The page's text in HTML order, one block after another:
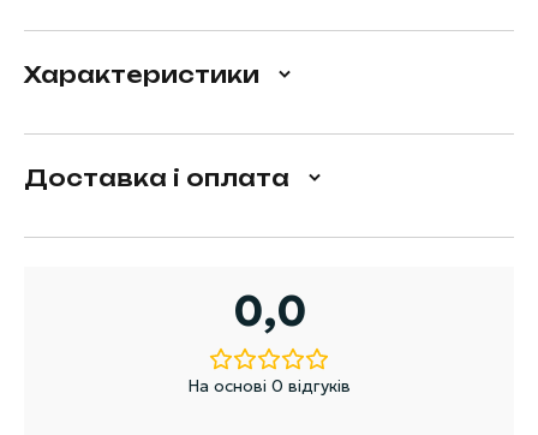
Характеристики
Доставка і оплата
0,0
На основі 0 відгуків